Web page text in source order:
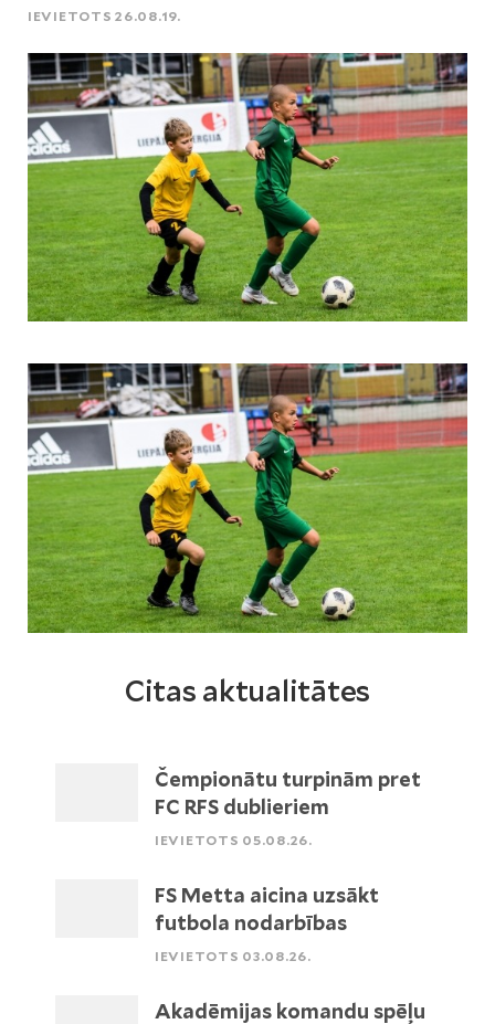
IEVIETOTS 26.08.19.
Citas aktualitātes
Čempionātu turpinām pret
FC RFS dublieriem
IEVIETOTS 05.08.26.
FS Metta aicina uzsākt
futbola nodarbības
IEVIETOTS 03.08.26.
Akadēmijas komandu spēļu